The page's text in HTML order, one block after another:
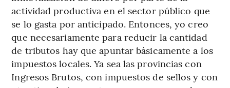
actividad productiva en el sector público que
se lo gasta por anticipado. Entonces, yo creo
que necesariamente para reducir la cantidad
de tributos hay que apuntar básicamente a los
impuestos locales. Ya sea las provincias con
Ingresos Brutos, con impuestos de sellos y con